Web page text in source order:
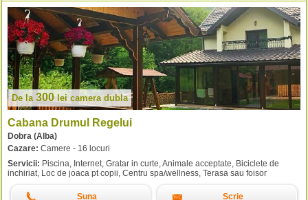
De la 300leicamera dubla
Cabana Drumul Regelui
Dobra (Alba)
Cazare: Camere - 16 locuri
Servicii: Piscina, Internet, Gratar in curte, Animale acceptate, Biciclete de
inchiriat, Loc de joaca pt copii, Centru spa/wellness, Terasa sau foisor
Suna Scrie